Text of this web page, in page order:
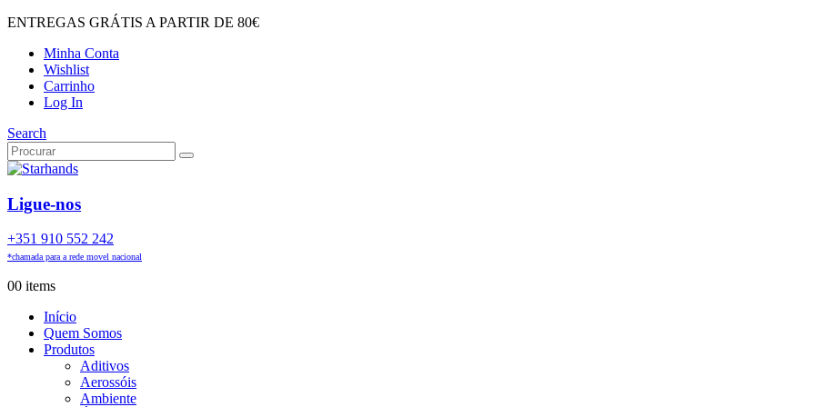
ENTREGAS GRÁTIS A PARTIR DE 80€
Minha Conta
Wishlist
Carrinho
Log In
Search
Ligue-nos
+351 910 552 242
*chamada para a rede movel nacional
00 items
Início
Quem Somos
Produtos
Aditivos
Aerossóis
Ambiente